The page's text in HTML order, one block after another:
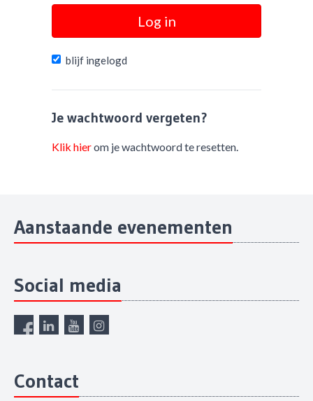
Log in
blijf ingelogd
Je wachtwoord vergeten?
Klik hierom je wachtwoord te resetten.
Aanstaande evenementen
Social media
Contact